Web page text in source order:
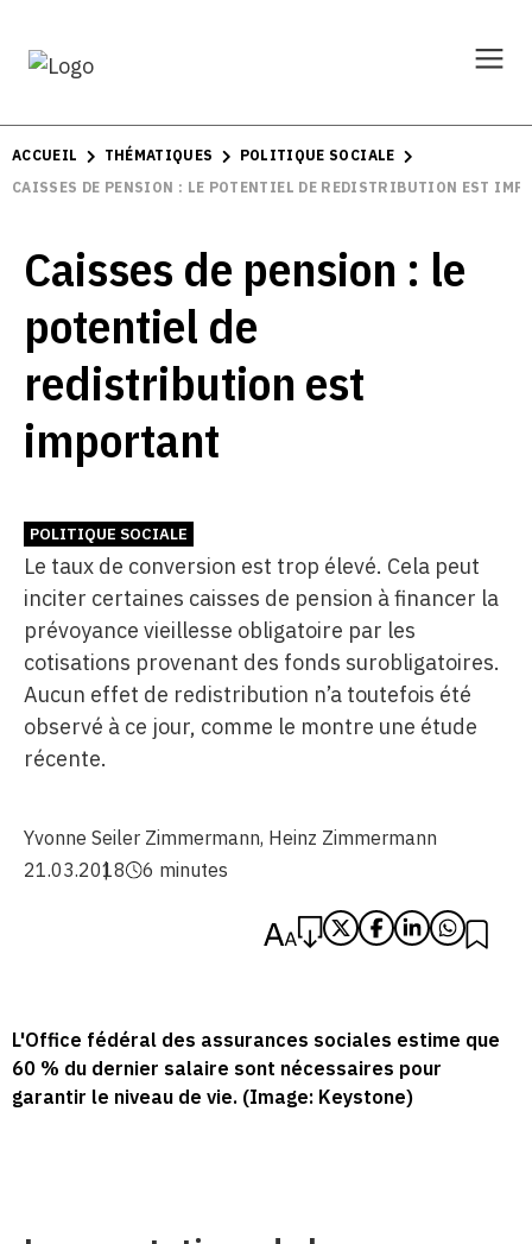
ACCUEIL THÉMATIQUES
POLITIQUE SOCIALE
CAISSES DE PENSION : LE POTENTIEL DE REDISTRIBUTION EST
Caisses de pension : le
potentiel de
redistribution est
important
POLITIQUE SOCIALE
Le taux de conversion est trop élevé. Cela peut
inciter certaines caisses de pension à financer la
prévoyance vieillesse obligatoire par les
cotisations provenant des fonds surobligatoires.
Aucun effet de redistribution n’a toutefois été
observé à ce jour, comme le montre une étude
récente.
Yvonne Seiler Zimmermann, Heinz Zimmermann
21.03.2018
6 minutes
L'Office fédéral des assurances sociales estime que
60 % du dernier salaire sont nécessaires pour
garantir le niveau de vie. (Image: Keystone)